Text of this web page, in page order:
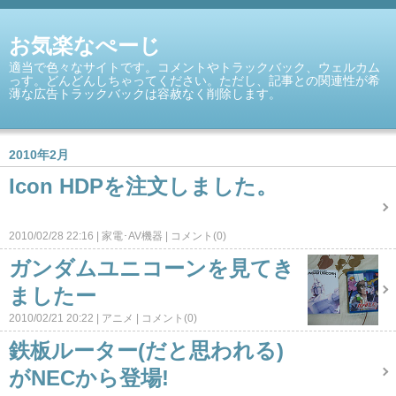
お気楽なぺーじ
適当で色々なサイトです。コメントやトラックバック、ウェルカム
っす。どんどんしちゃってください。ただし、記事との関連性が希
薄な広告トラックバックは容赦なく削除します。
2010年2月
Icon HDPを注文しました。
2010/02/28 22:16 家電･AV機器 コメント(0)
ガンダムユニコーンを見てき
ましたー
2010/02/21 20:22 アニメ コメント(0)
鉄板ルーター(だと思われる)
がNECから登場!